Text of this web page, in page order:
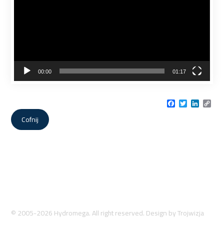
00:00 01:17
Facebook
Twitter
Link
Cofnij
© 2005-2026 Hydromega. All right reserved. Design byTrojwizja